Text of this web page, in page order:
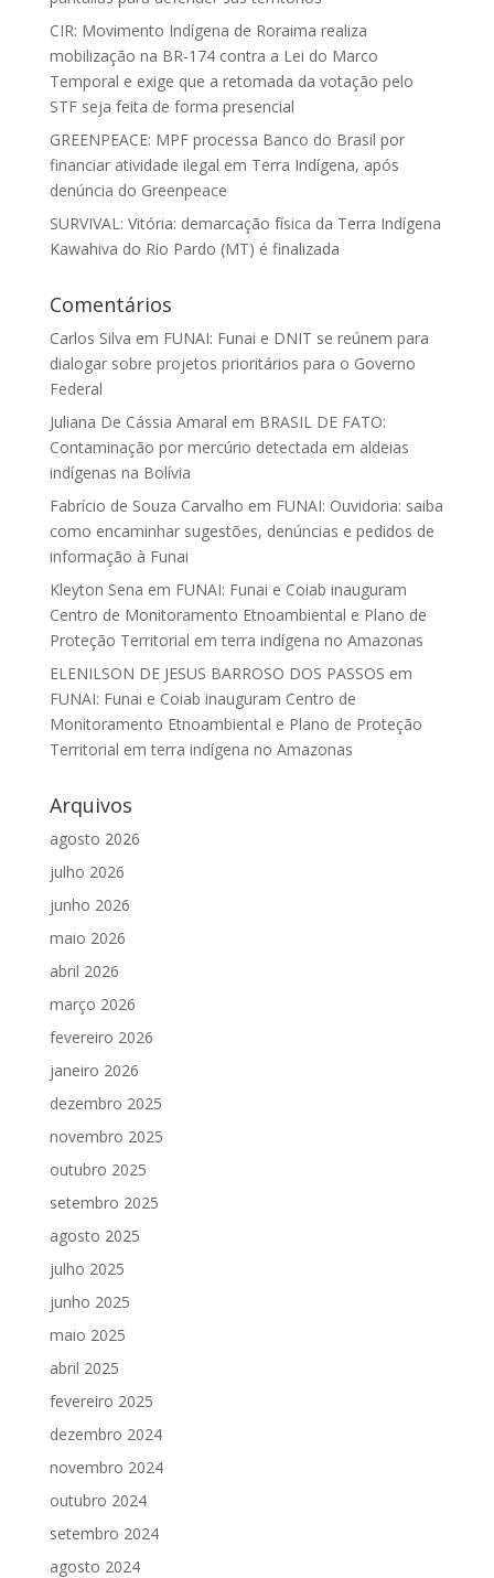
CIR: Movimento Indígena de Roraima realiza
mobilização na BR-174 contra a Lei do Marco
Temporal e exige que a retomada da votação pelo
STF seja feita de forma presencial
GREENPEACE: MPF processa Banco do Brasil por
financiar atividade ilegal em Terra Indígena, após
denúncia do Greenpeace
SURVIVAL: Vitória: demarcação física da Terra Indígena
Kawahiva do Rio Pardo (MT) é finalizada
Comentários
Carlos Silva em FUNAI: Funai e DNIT se reúnem para
dialogar sobre projetos prioritários para o Governo
Federal
Juliana De Cássia Amaral em BRASIL DE FATO:
Contaminação por mercúrio detectada em aldeias
indígenas na Bolívia
Fabrício de Souza Carvalho em FUNAI: Ouvidoria: saiba
como encaminhar sugestões, denúncias e pedidos de
informação à Funai
Kleyton Sena em FUNAI: Funai e Coiab inauguram
Centro de Monitoramento Etnoambiental e Plano de
Proteção Territorial em terra indígena no Amazonas
ELENILSON DE JESUS BARROSO DOS PASSOS em
FUNAI: Funai e Coiab inauguram Centro de
Monitoramento Etnoambiental e Plano de Proteção
Territorial em terra indígena no Amazonas
Arquivos
agosto 2026
julho 2026
junho 2026
maio 2026
abril 2026
março 2026
fevereiro 2026
janeiro 2026
dezembro 2025
novembro 2025
outubro 2025
setembro 2025
agosto 2025
julho 2025
junho 2025
maio 2025
abril 2025
fevereiro 2025
dezembro 2024
novembro 2024
outubro 2024
setembro 2024
agosto 2024